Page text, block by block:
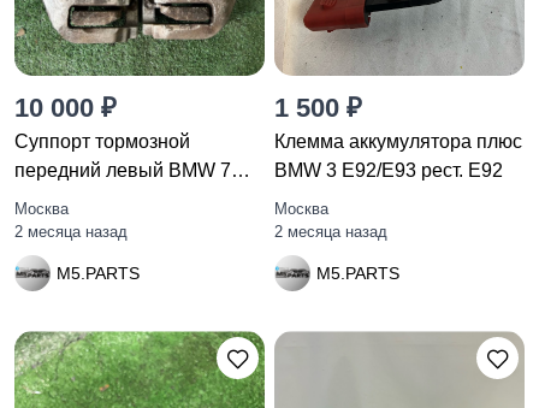
10 000 ₽
Суппорт тормозной
передний левый BMW 7
F01/F02 F01
Москва
2 месяца назад
M5.PARTS
1 500 ₽
Клемма аккумулятора плюс
BMW 3 E92/E93 рест. E92
Москва
2 месяца назад
M5.PARTS